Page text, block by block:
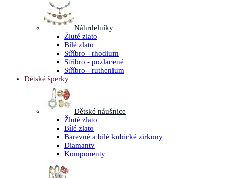
Náhrdelníky
Žluté zlato
Bílé zlato
Stříbro - rhodium
Stříbro - pozlacené
Stříbro - ruthenium
Dětské šperky
Dětské náušnice
Žluté zlato
Bílé zlato
Barevné a bílé kubické zirkony
Diamanty
Komponenty